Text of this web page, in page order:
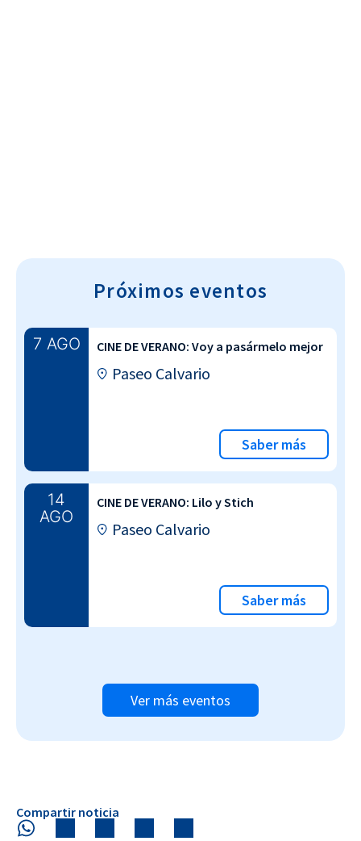
Próximos eventos
7 AGO CINE DE VERANO: Voy a pasármelo mejor
Paseo Calvario
Saber más
14
AGO
CINE DE VERANO: Lilo y Stich
Paseo Calvario
Saber más
Ver más eventos
Compartir noticia